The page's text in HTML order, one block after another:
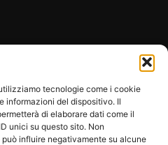
tecnologie come i cookie
informazioni del dispositivo. Il
di elaborare dati come il
unici su questo sito. Non
influire negativamente su alcune